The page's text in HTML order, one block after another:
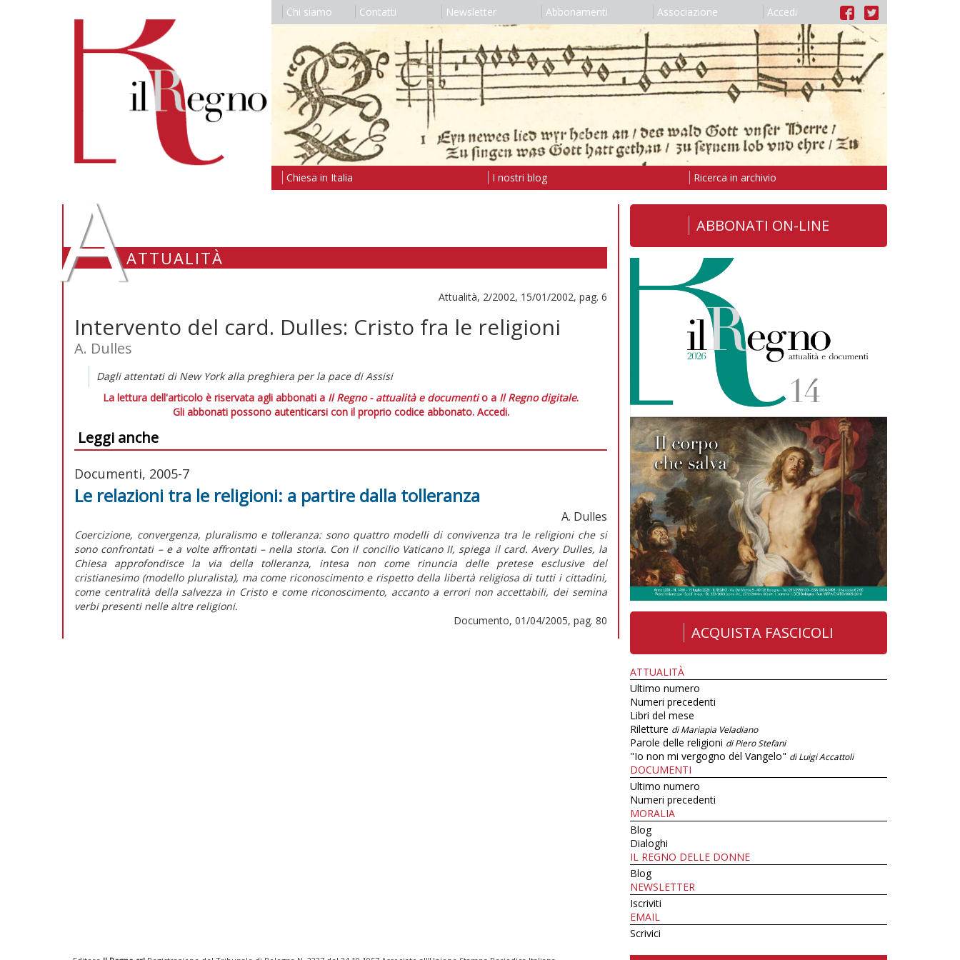
Chi siamo Contatti Newsletter Abbonamenti Associazione Accedi
Chiesa in Italia I nostri blog Ricerca in archivio
AATTUALITÀ
Attualità, 2/2002, 15/01/2002, pag. 6
Intervento del card. Dulles: Cristo fra le religioni
A. Dulles
Dagli attentati di New York alla preghiera per la pace di Assisi
La lettura dell'articolo è riservata agli abbonati a Il Regno - attualità e documentio a Il Regno digitale.
Gli abbonati possono autenticarsi con il proprio codice abbonato. Accedi.
Leggi anche
Documenti, 2005-7
Le relazioni tra le religioni: a partire dalla tolleranza
A. Dulles
Coercizione, convergenza, pluralismo e tolleranza: sono quattro modelli di convivenza tra le religioni che si
sono confrontati – e a volte affrontati – nella storia. Con il concilio Vaticano II, spiega il card. Avery Dulles, la
Chiesa approfondisce la via della tolleranza, intesa non come rinuncia delle pretese esclusive del
cristianesimo (modello pluralista), ma come riconoscimento e rispetto della libertà religiosa di tutti i cittadini,
come centralità della salvezza in Cristo e come riconoscimento, accanto a errori non accettabili, dei semina
verbi presenti nelle altre religioni.
Documento, 01/04/2005, pag. 80
ABBONATI ON-LINE
ACQUISTA FASCICOLI
ATTUALITÀ
Ultimo numero
Numeri precedenti
Libri del mese
Riletture di Mariapia Veladiano
Parole delle religioni di Piero Stefani
"Io non mi vergogno del Vangelo" di Luigi Accattoli
DOCUMENTI
Ultimo numero
Numeri precedenti
MORALIA
Blog
Dialoghi
IL REGNO DELLE DONNE
Blog
NEWSLETTER
Iscriviti
EMAIL
Scrivici